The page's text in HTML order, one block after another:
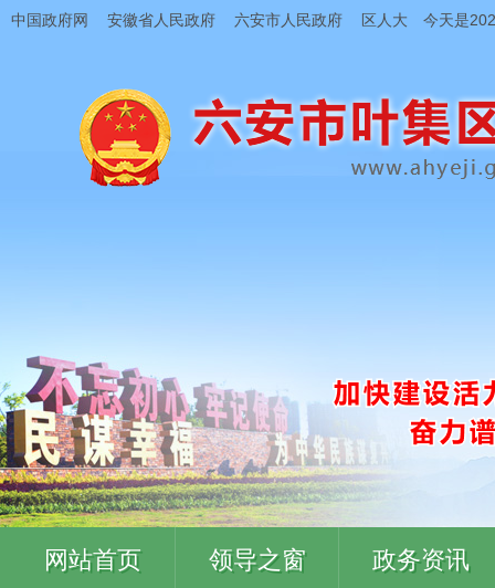
中国政府网 安徽省人民政府 六安市人民政府 区人大 今天是
网站首页 领导之窗 政务资讯